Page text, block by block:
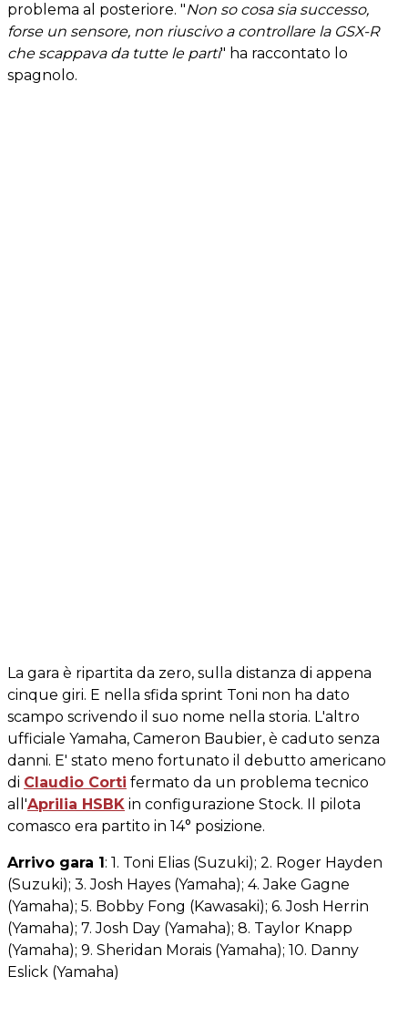
problema al posteriore. "Non so cosa sia successo,
forse un sensore, non riuscivo a controllare la GSX-R
che scappava da tutte le parti" ha raccontato lo
spagnolo.
La gara è ripartita da zero, sulla distanza di appena
cinque giri. E nella sfida sprint Toni non ha dato
scampo scrivendo il suo nome nella storia. L'altro
ufficiale Yamaha, Cameron Baubier, è caduto senza
danni. E' stato meno fortunato il debutto americano
di Claudio Corti fermato da un problema tecnico
all'Aprilia HSBK in configurazione Stock. Il pilota
comasco era partito in 14° posizione.
Arrivo gara 1 : 1. Toni Elias (Suzuki); 2. Roger Hayden
(Suzuki); 3. Josh Hayes (Yamaha); 4. Jake Gagne
(Yamaha); 5. Bobby Fong (Kawasaki); 6. Josh Herrin
(Yamaha); 7. Josh Day (Yamaha); 8. Taylor Knapp
(Yamaha); 9. Sheridan Morais (Yamaha); 10. Danny
Eslick (Yamaha)